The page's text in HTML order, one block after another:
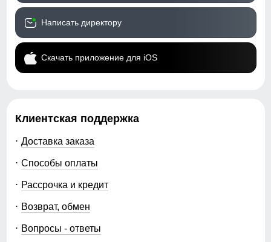
Написать директору
Скачать приложение для iOS
Клиентская поддержка
Доставка заказа
Способы оплаты
Рассрочка и кредит
Возврат, обмен
Вопросы - ответы